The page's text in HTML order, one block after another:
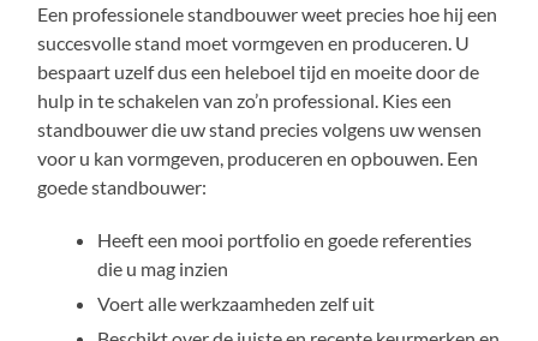
Een professionele standbouwer weet precies hoe hij een
succesvolle stand moet vormgeven en produceren. U
bespaart uzelf dus een heleboel tijd en moeite door de
hulp in te schakelen van zo’n professional. Kies een
standbouwer die uw stand precies volgens uw wensen
voor u kan vormgeven, produceren en opbouwen. Een
goede standbouwer:
Heeft een mooi portfolio en goede referenties
die u mag inzien
Voert alle werkzaamheden zelf uit